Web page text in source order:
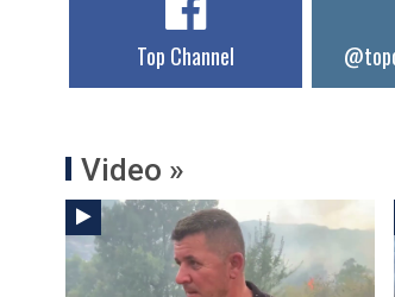
Top Channel
Video »